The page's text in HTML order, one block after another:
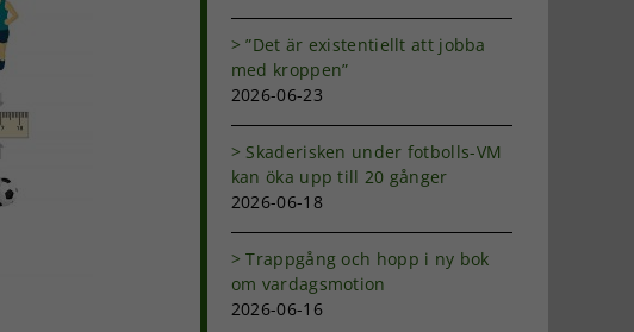
”Det är existentiellt att jobba
med kroppen”
2026-06-23
Skaderisken under fotbolls-VM
kan öka upp till 20 gånger
2026-06-18
Trappgång och hopp i ny bok
om vardagsmotion
2026-06-16